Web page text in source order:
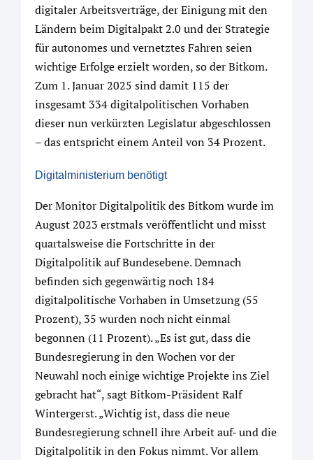
digitaler Arbeitsverträge, der Einigung mit den
Ländern beim Digitalpakt 2.0 und der Strategie
für autonomes und vernetztes Fahren seien
wichtige Erfolge erzielt worden, so der Bitkom.
Zum 1. Januar 2025 sind damit 115 der
insgesamt 334 digitalpolitischen Vorhaben
dieser nun verkürzten Legislatur abgeschlossen
– das entspricht einem Anteil von 34 Prozent.
Digitalministerium benötigt
Der Monitor Digitalpolitik des Bitkom wurde im
August 2023 erstmals veröffentlicht und misst
quartalsweise die Fortschritte in der
Digitalpolitik auf Bundesebene. Demnach
befinden sich gegenwärtig noch 184
digitalpolitische Vorhaben in Umsetzung (55
Prozent), 35 wurden noch nicht einmal
begonnen (11 Prozent). „Es ist gut, dass die
Bundesregierung in den Wochen vor der
Neuwahl noch einige wichtige Projekte ins Ziel
gebracht hat“, sagt Bitkom-Präsident Ralf
Wintergerst. „Wichtig ist, dass die neue
Bundesregierung schnell ihre Arbeit auf- und die
Digitalpolitik in den Fokus nimmt. Vor allem